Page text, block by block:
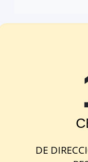
Abrir
Alcoy/Alcoi,
DE